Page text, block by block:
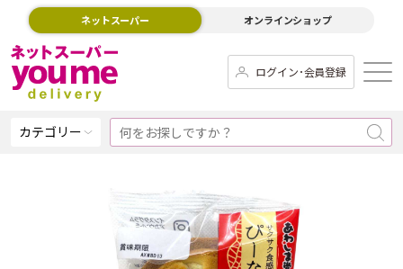
ネットスーパー オンラインショップ
ログイン･会員登録
カテゴリー